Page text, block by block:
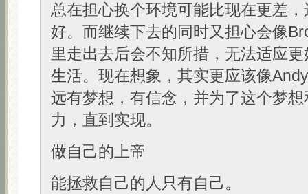
总在担心换个环境可能比现在更差
好。而继续下去的同时又担心会像
里走出去后会不知所措，无法适应
生活。现在想象，其实更应该像
远有梦想，有信念，并为了这个梦
力，直到实现。
做自己的上帝
能拯救自己的人只有自己。